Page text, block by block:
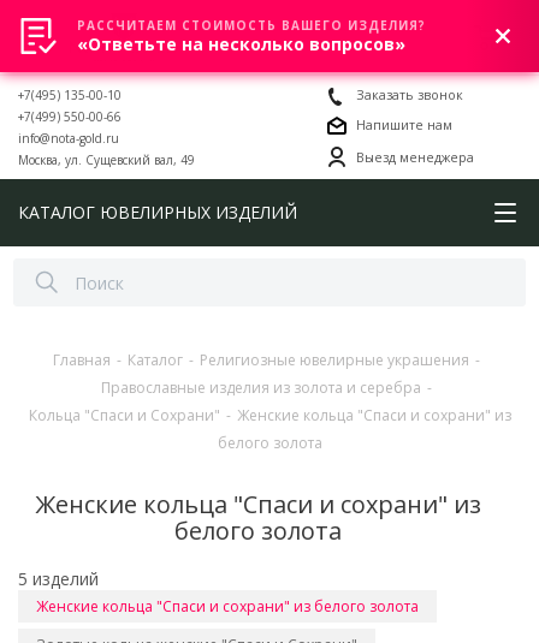
0
+7(495) 135-00-10
+7(499) 550-00-66
info@nota-gold.ru
Москва, ул. Сущевский вал, 49
Заказать звонок
Напишите нам
Выезд менеджера
КАТАЛОГ ЮВЕЛИРНЫХ ИЗДЕЛИЙ
Главная - Каталог - Религиозные ювелирные украшения -
Православные изделия из золота и серебра -
Кольца "Спаси и Сохрани" - Женские кольца "Спаси и сохрани" из
белого золота
Женские кольца "Спаси и сохрани" из
белого золота
5 изделий
Женские кольца "Спаси и сохрани" из белого золота
РАССЧИТАЕМ СТОИМОСТЬ ВАШЕГО ИЗДЕЛИЯ?
«Ответьте на несколько вопросов»